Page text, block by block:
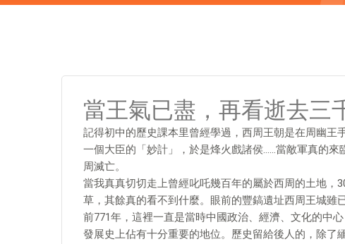
當王氣已盡，再看逝去三
記得初中的歷史課本里曾經學過，西周王朝是在周幽王
一個大臣的「妙計」，於是烽火戲諸侯……當敵軍真的
周滅亡。
當我真真切切走上曾經叱吒幾百年的屬於西周的土地，
草，其餘真的看不到什麼。眼前的豐鎬遺址西周王城雖
前771年，這裡一直是當時中國政治、經濟、文化的中
發展史上佔有十分重要的地位。歷史留給後人的，除了